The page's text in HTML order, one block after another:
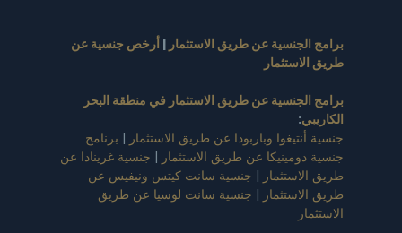
برامج الجنسية عن طريق الاستثمار | أرخص جنسية عن
طريق الاستثمار
برامج الجنسية عن طريق الاستثمار في منطقة البحر
الكاريبي:
جنسية أنتيغوا وباربودا عن طريق الاستثمار | برنامج
جنسية دومينيكا عن طريق الاستثمار | جنسية غرينادا عن
طريق الاستثمار | جنسية سانت كيتس ونيفيس عن
طريق الاستثمار | جنسية سانت لوسيا عن طريق
الاستثمار